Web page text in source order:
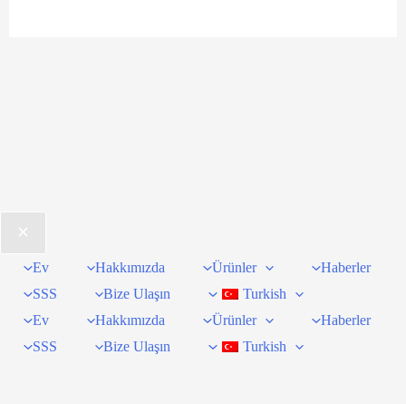
Ev Hakkımızda Ürünler
Haberler
SSS
Bize Ulaşın
Turkish
Ev
Hakkımızda Ürünler
Haberler
SSS
Bize Ulaşın Turkish